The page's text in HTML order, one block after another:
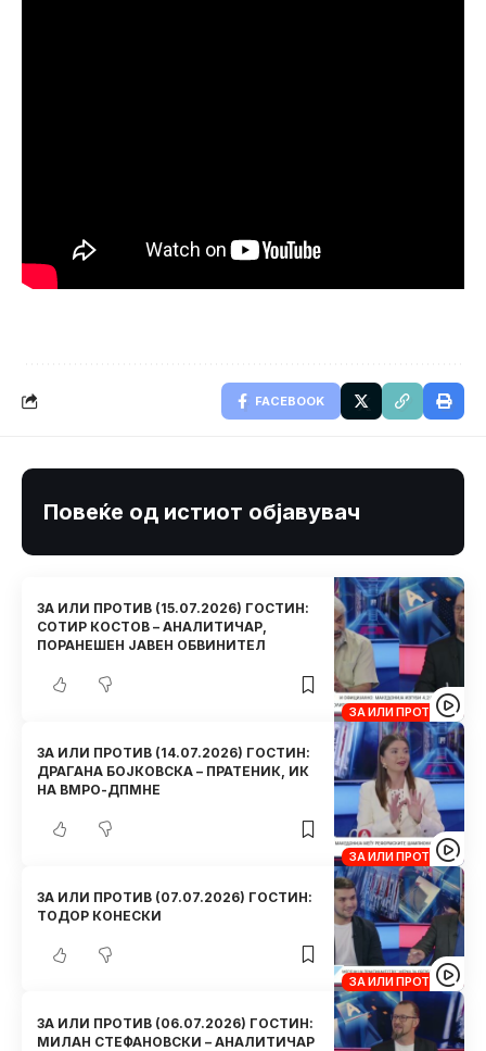
FACEBOOK
Повеќе од истиот објавувач
ЗА ИЛИ ПРОТИВ
ЗА ИЛИ ПРОТИВ (15.07.2026) ГОСТИН:
СОТИР КОСТОВ – АНАЛИТИЧАР,
ПОРАНЕШЕН ЈАВЕН ОБВИНИТЕЛ
ЗА ИЛИ ПРОТИВ
ЗА ИЛИ ПРОТИВ (14.07.2026) ГОСТИН:
ДРАГАНА БОЈКОВСКА – ПРАТЕНИК, ИК
НА ВМРО-ДПМНЕ
ЗА ИЛИ ПРОТИВ
ЗА ИЛИ ПРОТИВ (07.07.2026) ГОСТИН:
ТОДОР КОНЕСКИ
ЗА ИЛИ ПРОТИВ (06.07.2026) ГОСТИН:
МИЛАН СТЕФАНОВСКИ – АНАЛИТИЧАР